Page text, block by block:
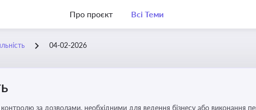
Про проєкт Всі Теми
04-02-2026
за дозволами, необхідними для ведення бізнесу або виконання